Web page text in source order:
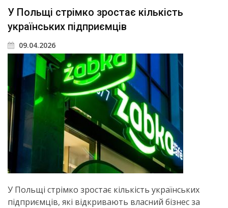
У Польщі стрімко зростає кількість
українських підприємців
09.04.2026
У Польщі стрімко зростає кількість українських
підприємців, які відкривають власний бізнес за